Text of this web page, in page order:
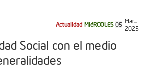
Actualidad MIéRCOLES 05 Mar...
2025
Social con el medio